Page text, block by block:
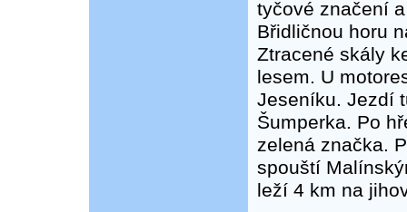
tyčové značení
Břidličnou horu
Ztracené skály
lesem. U
Jeseníku. Jezdí
Šumperka. Po
zelená značka.
spouští
leží 4 km na